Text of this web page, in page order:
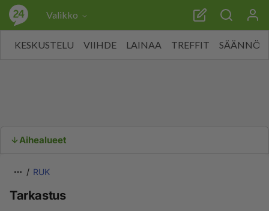
Valikko
KESKUSTELU VIIHDE LAINAA TREFFIT SÄÄNNÖT
Aihealueet
RUK
Tarkastus